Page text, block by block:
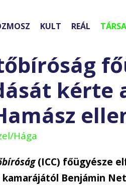
KULT REÁL
kérte
Hága
(ICC) főügyésze
Benjámin